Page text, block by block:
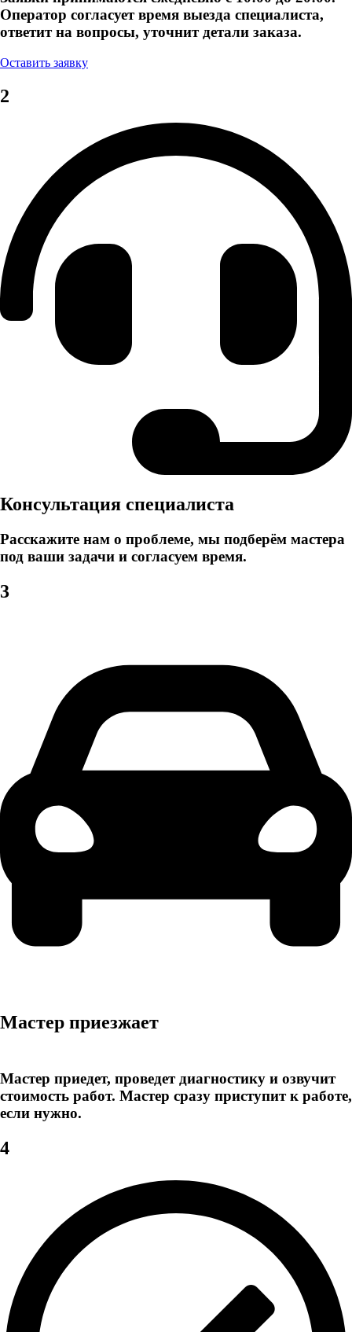
Оператор согласует время выезда специалиста,
ответит на вопросы, уточнит детали заказа.
Оставить заявку
2
Консультация специалиста
Расскажите нам о проблеме, мы подберём мастера
под ваши задачи и согласуем время.
3
Мастер приезжает
Мастер приедет, проведет диагностику и озвучит
стоимость работ. Мастер сразу приступит к работе,
если нужно.
4